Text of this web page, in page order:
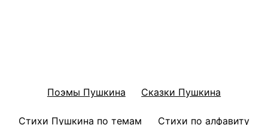
Поэмы Пушкина Сказки Пушкина
Стихи Пушкина по темам Стихи по алфавиту